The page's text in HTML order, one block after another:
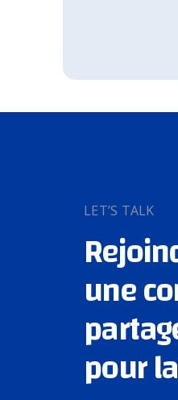
LET’S TALK
une
pour